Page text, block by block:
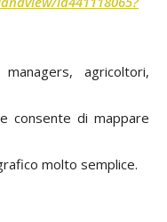
agricoltori,
consente di mappare
molto semplice.